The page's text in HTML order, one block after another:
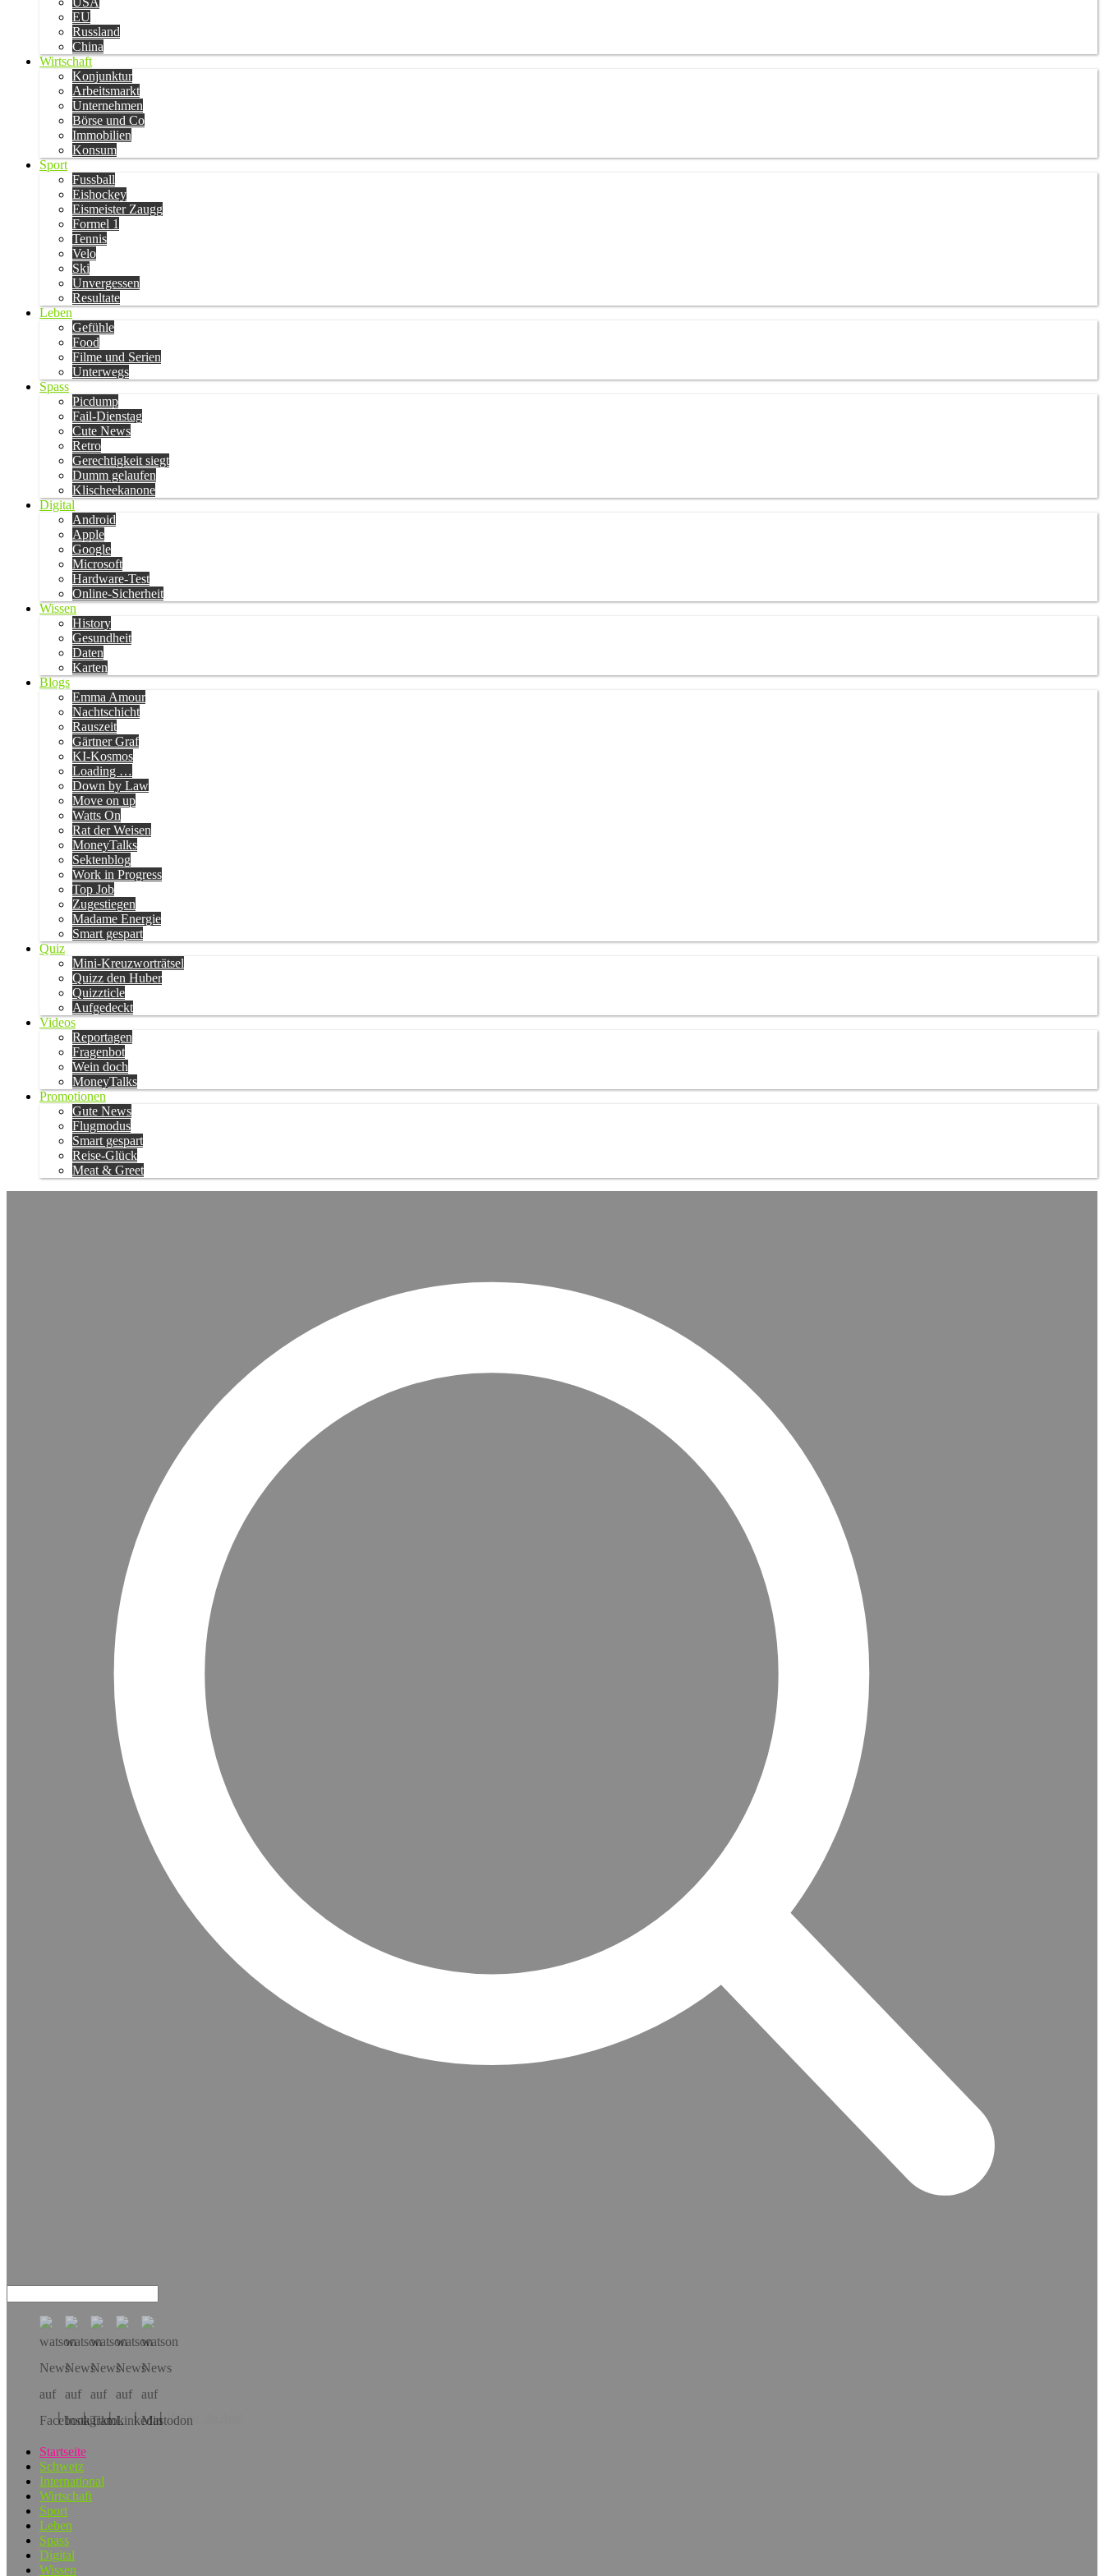
EU
Russland
China
Wirtschaft
Konjunktur
Arbeitsmarkt
Unternehmen
Börse und Co
Immobilien
Konsum
Sport
Fussball
Eishockey
Eismeister Zaugg
Formel 1
Tennis
Velo
Ski
Unvergessen
Resultate
Leben
Gefühle
Food
Filme und Serien
Unterwegs
Spass
Picdump
Fail-Dienstag
Cute News
Retro
Gerechtigkeit siegt
Dumm gelaufen
Klischeekanone
Digital
Android
Apple
Google
Microsoft
Hardware-Test
Online-Sicherheit
Wissen
History
Gesundheit
Daten
Karten
Blogs
Emma Amour
Nachtschicht
Rauszeit
Gärtner Graf
KI-Kosmos
Loading …
Down by Law
Move on up
Watts On
Rat der Weisen
MoneyTalks
Sektenblog
Work in Progress
Top Job
Zugestiegen
Madame Energie
Smart gespart
Quiz
Mini-Kreuzworträtsel
Quizz den Huber
Quizzticle
Aufgedeckt
Videos
Reportagen
Fragenbot
Wein doch
MoneyTalks
Promotionen
Gute News
Flugmodus
Smart gespart
Reise-Glück
Meat & Greet
Hol dir die App!
Startseite
Schweiz
International
Wirtschaft
Sport
Leben
Spass
Digital
Wissen